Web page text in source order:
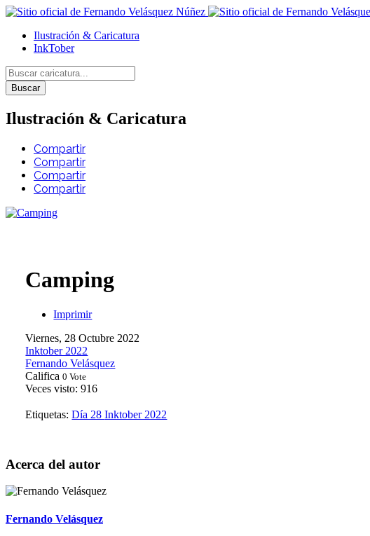
Ilustración & Caricatura
InkTober
Buscar
Ilustración & Caricatura
Compartir
Compartir
Compartir
Compartir
Camping
Imprimir
Viernes, 28 Octubre 2022
Inktober 2022
Fernando Velásquez
Califica 0 Vote
Veces visto: 916
Etiquetas: Día 28Inktober 2022
Acerca del autor
Fernando Velásquez